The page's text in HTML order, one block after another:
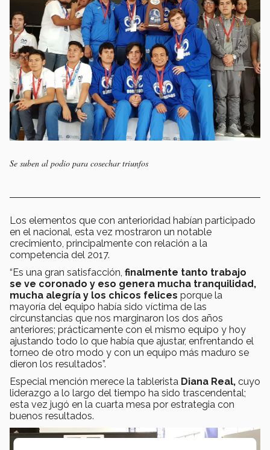
Se suben al podio para cosechar triunfos
Los elementos que con anterioridad habían participado
en el nacional, esta vez mostraron un notable
crecimiento, principalmente con relación a la
competencia del 2017.
“Es una gran satisfacción, finalmente tanto trabajo
se ve coronado y eso genera mucha tranquilidad,
mucha alegría y los chicos felices porque la
mayoría del equipo había sido víctima de las
circunstancias que nos marginaron los dos años
anteriores; prácticamente con el mismo equipo y hoy
ajustando todo lo que había que ajustar, enfrentando el
torneo de otro modo y con un equipo más maduro se
dieron los resultados”.
Especial mención merece la tablerista Diana Real, cuyo
liderazgo a lo largo del tiempo ha sido trascendental;
esta vez jugó en la cuarta mesa por estrategia con
buenos resultados.